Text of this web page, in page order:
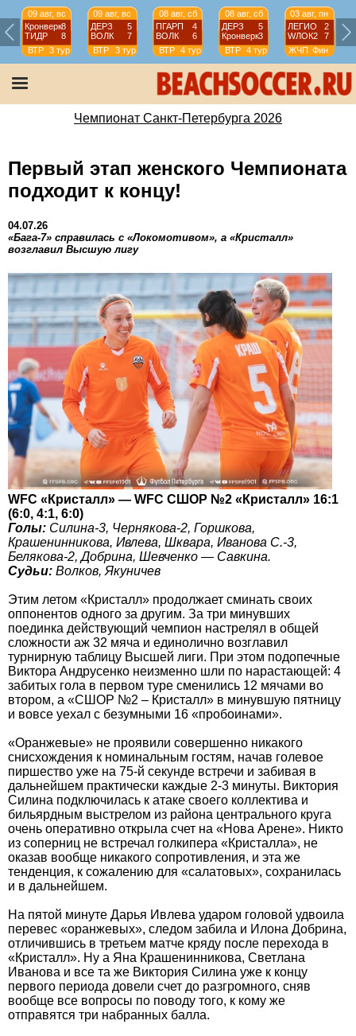
09 авг, вс
Кронверк8
ТИДР
8
ВТР
3 тур
09 авг, вс
ДЕРЗ
5
ВОЛК
7
ВТР
3 тур
08 авг, сб
ПГАРП
4
ВОЛК
6
ВТР
4 тур
08 авг, сб
ДЕРЗ
5
Кронверк3
ВТР
4 тур
03 авг, пн
ЛЕГИО
2
WЛОК2
7
ЖЧП Фин
Чемпионат Санкт-Петербурга 2026
Первый этап женского Чемпионата
подходит к концу!
04.07.26
«Бага-7» справилась с «Локомотивом», а «Кристалл»
возглавил Высшую лигу
WFC «Кристалл» — WFC СШОР №2 «Кристалл» 16:1
(6:0, 4:1, 6:0)
Голы: Силина-3, Чернякова-2, Горшкова,
Крашенинникова, Ивлева, Шквара, Иванова С.-3,
Белякова-2, Добрина, Шевченко — Савкина.
Судьи: Волков, Якуничев
Этим летом «Кристалл» продолжает сминать своих
оппонентов одного за другим. За три минувших
поединка действующий чемпион настрелял в общей
сложности аж 32 мяча и единолично возглавил
турнирную таблицу Высшей лиги. При этом подопечные
Виктора Андрусенко неизменно шли по нарастающей: 4
забитых гола в первом туре сменились 12 мячами во
втором, а «СШОР №2 – Кристалл» в минувшую пятницу
и вовсе уехал с безумными 16 «пробоинами».
«Оранжевые» не проявили совершенно никакого
снисхождения к номинальным гостям, начав голевое
пиршество уже на 75-й секунде встречи и забивая в
дальнейшем практически каждые 2-3 минуты. Виктория
Силина подключилась к атаке своего коллектива и
бильярдным выстрелом из района центрального круга
очень оперативно открыла счет на «Нова Арене». Никто
из соперниц не встречал голкипера «Кристалла», не
оказав вообще никакого сопротивления, и эта же
тенденция, к сожалению для «салатовых», сохранилась
и в дальнейшем.
На пятой минуте Дарья Ивлева ударом головой удвоила
перевес «оранжевых», следом забила и Илона Добрина,
отличившись в третьем матче кряду после перехода в
«Кристалл». Ну а Яна Крашенинникова, Светлана
Иванова и все та же Виктория Силина уже к концу
первого периода довели счет до разгромного, сняв
вообще все вопросы по поводу того, к кому же
отправятся три набранных балла.